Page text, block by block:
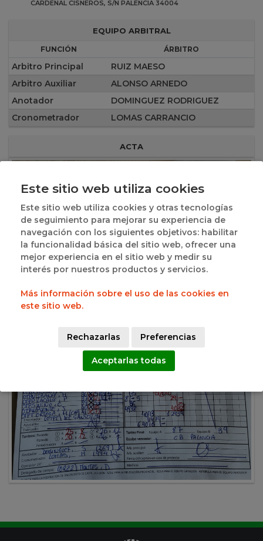
CARDENAL CISNEROS, S/N PALENCIA 34004
EQUIPO ARBITRAL
FUNCIÓN ÁRBITRO
Arbitro Principal
RUIZ MAESO
Arbitro Auxiliar
ALONSO ARNEDO
Anotador
DOMINGUEZ RODRIGUEZ
Cronometrador
LOMAS CARRANCIO
ACTA
Este sitio web utiliza cookies
Este sitio web utiliza cookies y otras tecnologías
de seguimiento para mejorar su experiencia de
navegación con los siguientes objetivos: habilitar
la funcionalidad básica del sitio web, ofrecer una
mejor experiencia en el sitio web y medir su
interés por nuestros productos y servicios.
Más información sobre el uso de las cookies en
este sitio web.
Rechazarlas Preferencias
Aceptarlas todas